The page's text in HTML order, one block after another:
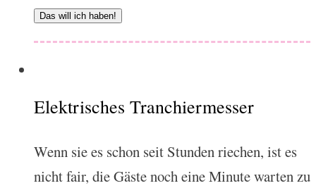
Das will ich haben!
Elektrisches Tranchiermesser
Wenn sie es schon seit Stunden riechen, ist es
nicht fair, die Gäste noch eine Minute warten zu